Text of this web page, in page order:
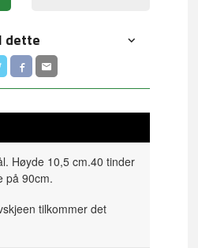
dette
Høyde 10,5 cm.40 tinder
på 90cm.
tilkommer det